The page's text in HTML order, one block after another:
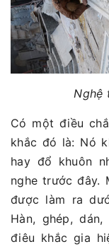
Nghệ
Có một điều
khắc đó là: Nó
hay đổ khuôn
nghe trước đây.
được làm ra
Hàn, ghép,
điêu khắc gia